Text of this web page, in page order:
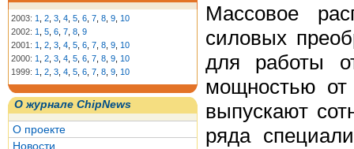
2003: 1 2 3 4 5 6 7 8 9 10
2002: 1 5 6 7 8 9
2001: 1 2 3 4 5 6 7 8 9 10
2000: 1 2 3 4 5 6 7 8 9 10
1999: 1 2 3 4 5 6 7 8 9 10
О журнале ChipNews
О проекте
Новости
Массовое
силовых
для работы
мощностью от
выпускают
ряда